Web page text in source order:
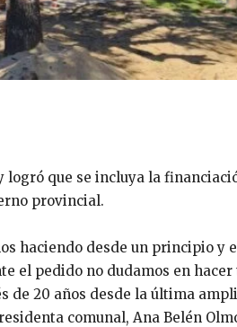
logró que se incluya la
provincial.
haciendo desde un principio y
el pedido no dudamos en
de 20 años desde la última
comunal, Ana Belén